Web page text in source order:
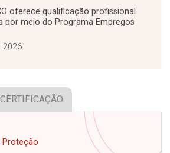
oferece qualificação profissional
por meio do Programa Empregos
2026
CERTIFICAÇÃO
Proteção